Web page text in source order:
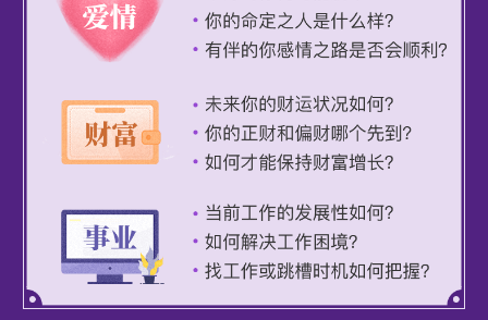
刁*女士
塔罗牌算的真的是太准了，完全说出了我当前感情、
了！
吴*先生
准确！比之前测过其他家的好很多，当下财富状态、
投资、回款都很对，建议也很中肯，太值了！